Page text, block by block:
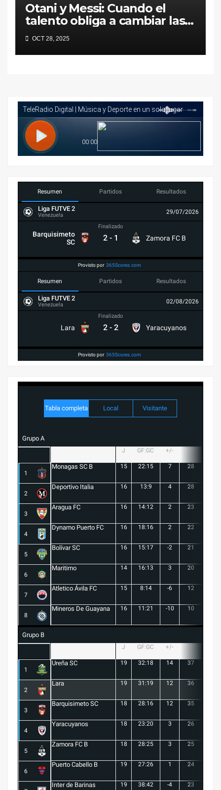
Otani y Messi: Cuando el
talento obliga a cambiar las
reglas
OCT 28, 2025
Resumen Partidos Resultados
Liga FUTVE 2
Venezuela 29/07/2026
Barquisimeto
SC
Finalizado
2 - 1 Zamora FC B
Provisto por 365Scores.com
Resumen Partidos Resultados
Liga FUTVE 2
Venezuela 02/08/2026
Lara
Finalizado
2 - 2 Yaracuyanos
Provisto por 365Scores.com
Tabla completa Local Visitante
Grupo A
J GF:GC +/-
1
Monagas SC B 15 22:15 7 28
2
Deportivo Italia 16 13:9 4 28
3
Aragua FC 16 14:12 2 23
4
Dynamo Puerto FC 16 18:16 2 22
5
Bolívar SC 16 15:17 -2 21
6
Maritimo 14 16:13 3 20
7
Atletico Ávila FC 15 8:14 -6 12
8
Mineros De Guayana 16 11:21 -10 10
Grupo B
J GF:GC +/-
1
Ureña SC 19 32:18 14 37
2
Lara 19 31:19 12 36
3
Barquisimeto SC 18 28:16 12 35
4
Yaracuyanos 18 23:20 3 26
5
Zamora FC B 18 28:25 3 25
6
Puerto Cabello B 19 27:26 1 24
Inter de Barinas 19 38:42 -4 23